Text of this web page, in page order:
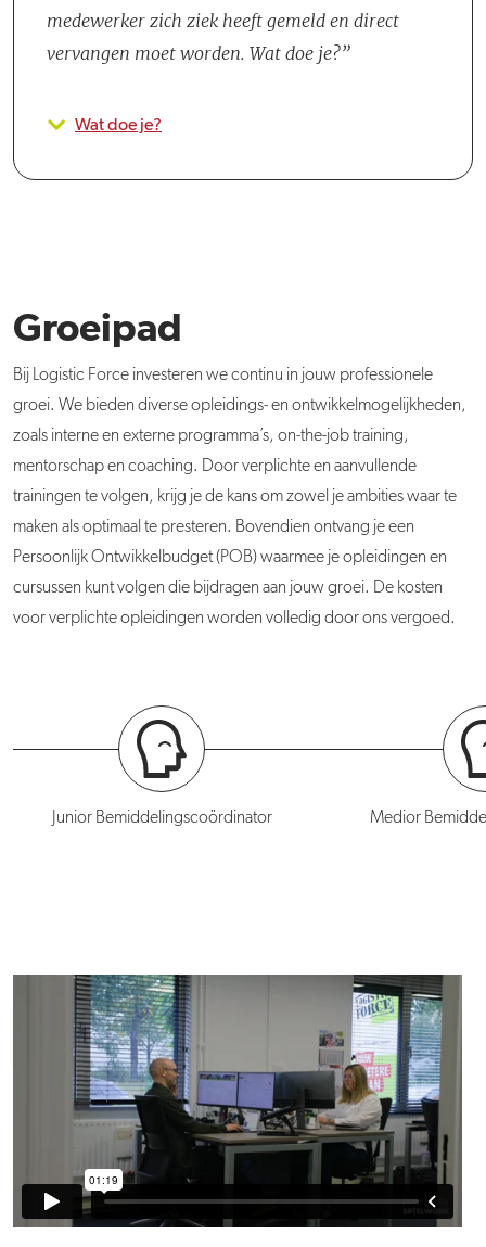
medewerker zich ziek heeft gemeld en direct
vervangen moet worden. Wat doe je?
Wat doe je?
Groeipad
Bij Logistic Force investeren we continu in jouw professionele
groei. We bieden diverse opleidings- en ontwikkelmogelijkheden,
zoals interne en externe programma’s, on-the-job training,
mentorschap en coaching. Door verplichte en aanvullende
trainingen te volgen, krijg je de kans om zowel je ambities waar te
maken als optimaal te presteren. Bovendien ontvang je een
Persoonlijk Ontwikkelbudget (POB) waarmee je opleidingen en
cursussen kunt volgen die bijdragen aan jouw groei. De kosten
voor verplichte opleidingen worden volledig door ons vergoed.
Junior Bemiddelingscoördinator Medior